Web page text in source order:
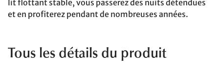
lit flottant stable, vous passerez des nuits détendues
et en profiterez pendant de nombreuses années.
Tous les détails du produit